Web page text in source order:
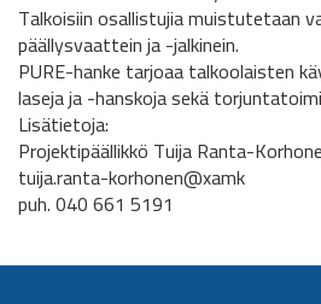
Talkoisiin osallistujia muistutetaan
päällysvaattein ja -jalkinein.
PURE-hanke tarjoaa talkoolaisten
laseja ja -hanskoja sekä
Lisätietoja:
Projektipäällikkö Tuija Ranta-
tuija.ranta-korhonen@xamk
puh. 040 661 5191